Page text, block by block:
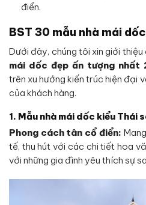
điển.
BST 30 mẫu nhà mái
Dưới đây, chúng tôi xin giới thiệu
mái dốc đẹp ấn tượng nhất
trên xu hướng kiến trúc hiện đại
của khách hàng.
1. Mẫu nhà mái dốc kiểu Thái
Phong cách tân cổ điển:
tế, thu hút với các chi tiết hoa
với những gia đình yêu thích sự